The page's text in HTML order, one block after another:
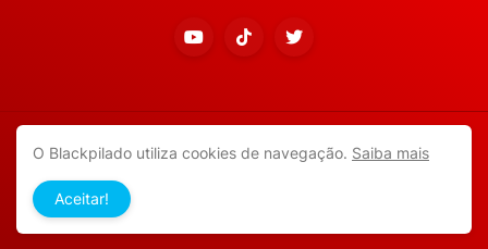
Copyright ©2026Todos os direitos reservados.
APP ANDROID
O Blackpilado utiliza cookies de navegação. Saiba mais
Aceitar!